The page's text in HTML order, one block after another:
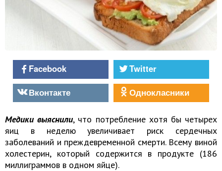
Facebook
Twitter
Вконтакте
Однокласники
Медики выяснили, что потребление хотя бы четырех
яиц в неделю увеличивает риск сердечных
заболеваний и преждевременной смерти. Всему виной
холестерин, который содержится в продукте (186
миллиграммов в одном яйце).